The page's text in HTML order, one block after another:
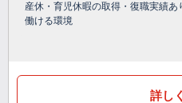
産休・育児休暇の取得・復職実績あ
働ける環境
詳し